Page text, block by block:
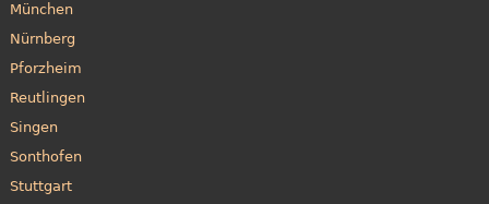
München
Nürnberg
Pforzheim
Reutlingen
Singen
Sonthofen
Stuttgart